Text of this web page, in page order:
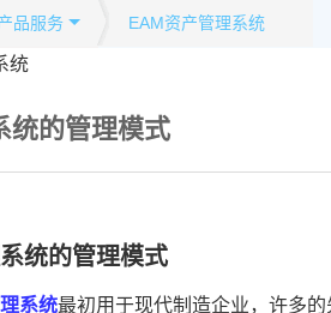
品服务 EAM资产管理系统
统的管理模式
统的管理模式
系统最初用于现代制造企业，许多